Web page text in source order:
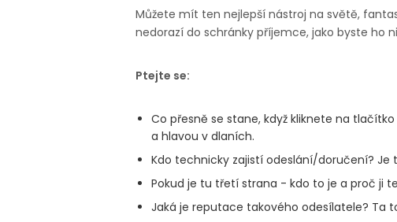
Můžete mít ten nejlepší nástroj na světě,
nedorazí do schránky příjemce, jako byste ho
Ptejte se:
Co přesně se stane, když kliknete na
a hlavou v dlaních.
Kdo technicky zajistí odeslání/doručení?
Pokud je tu třetí strana - kdo to je a proč ji
Jaká je reputace takového odesílatele? Ta